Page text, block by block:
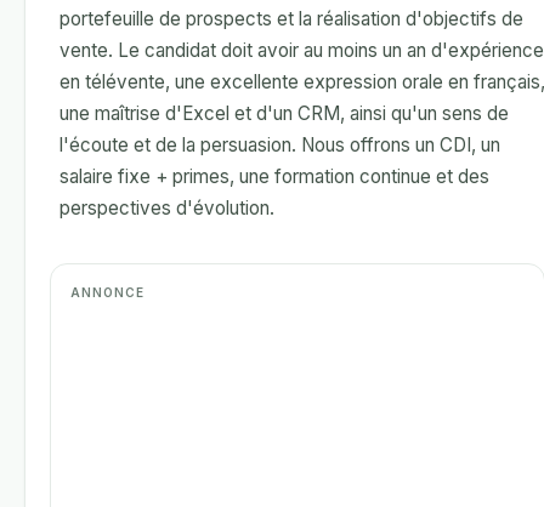
portefeuille de prospects et la réalisation d'objectifs de
vente. Le candidat doit avoir au moins un an d'expérience
en télévente, une excellente expression orale en français,
une maîtrise d'Excel et d'un CRM, ainsi qu'un sens de
l'écoute et de la persuasion. Nous offrons un CDI, un
salaire fixe + primes, une formation continue et des
perspectives d'évolution.